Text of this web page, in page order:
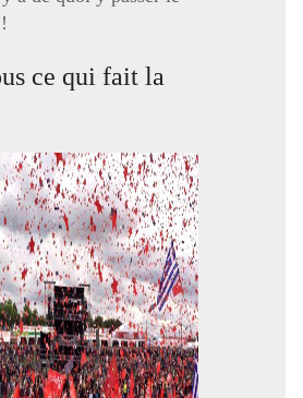
ce qui fait la